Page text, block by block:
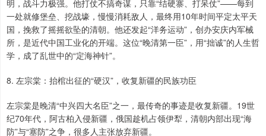
明，战斗力极强。他打仗不搞奇谋，只靠“结硬寨、打呆仗”——每到
一处就修堡垒、挖战壕，慢慢消耗敌人，最终用10年时间平定太平天
国，挽救了摇摇欲坠的清朝。他还发起“洋务运动”，创办安庆内军械
所，是近代中国工业化的开端。这位“晚清第一臣”，用“拙诚”的人生哲
学，成了乱世中的“定海神针”。
8. 左宗棠：抬棺出征的“硬汉”，收复新疆的民族功臣
左宗棠是晚清“中兴四大名臣”之一，最传奇的事迹是收复新疆。19世
纪70年代，阿古柏入侵新疆，俄国趁机占领伊犁，清朝内部出现“海
防”与“塞防”之争，很多人主张放弃新疆。